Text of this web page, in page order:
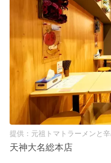
元祖トマトラーメンと
天神大名総本店